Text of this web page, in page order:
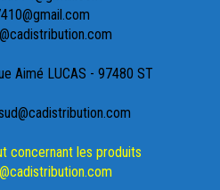
Aimé LUCAS - 97480 ST
concernant les produits